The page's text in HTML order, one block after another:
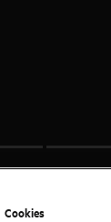
Cookies